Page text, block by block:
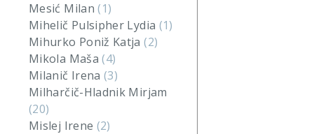
Mesić Milan(1)
Mihelič Pulsipher Lydia (1)
Mihurko Poniž Katja(2)
Mikola Maša(4)
Milanič Irena(3)
Milharčič-Hladnik Mirjam
(20)
Mislej Irene (2)